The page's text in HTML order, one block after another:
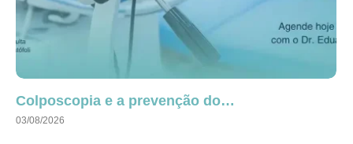
Colposcopia e a prevenção do…
03/08/2026